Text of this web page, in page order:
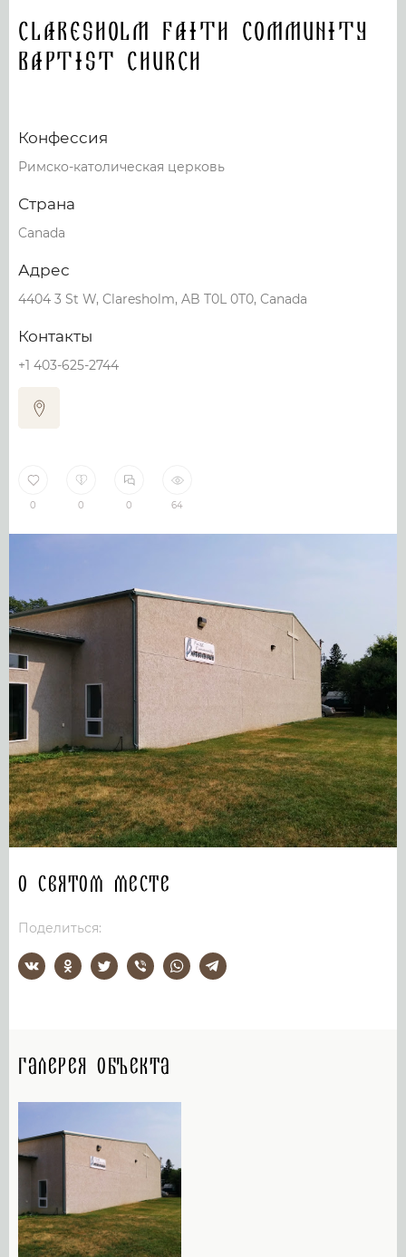
Claresholm Faith Community
Baptist Church
Конфессия
Римско-католическая церковь
Страна
Canada
Адрес
4404 3 St W, Claresholm, AB T0L 0T0, Canada
Контакты
+1 403-625-2744
0 0 0 64
О святом месте
Поделиться:
Галерея объекта